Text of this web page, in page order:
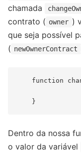
chamada
contrato ( owner )
que seja possível
( newOwnerContract
function
Dentro da nossa
o valor da variável